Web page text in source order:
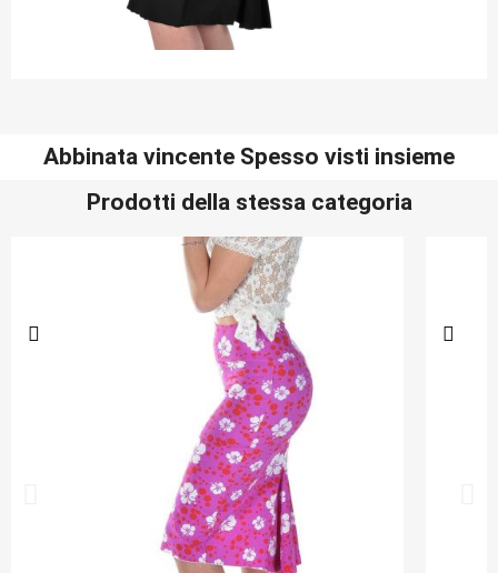
Abbinata vincente Spesso visti insieme
Prodotti della stessa categoria